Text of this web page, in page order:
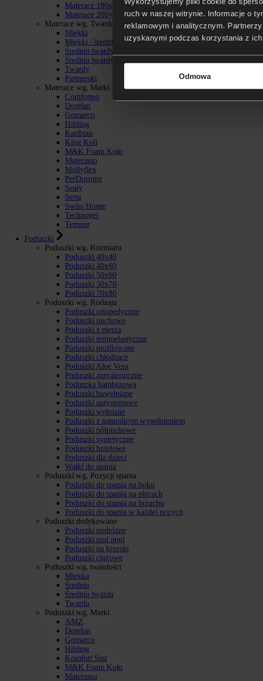
ruch w naszej witrynie. Informacje o
reklamowym i analitycznym.
uzyskanymi podczas korzystania z ich
Odmowa
Materace 180x200
Materace 200×200
Materace wg. Twardości
Miękki
Miękki / średnio twardy
Średnio twardy
Średnio twardy / twardy
Twardy
Partnerski
Materace wg. Marki
Comforteo
Dorelan
Gomarco
Hilding
Karibian
King Koil
M&K Foam Koło
Materasso
Mollyflex
PerDormire
Sealy
Serta
Swiss Home
Technogel
Tempur
Poduszki
Poduszki wg. Rozmiaru
Poduszki 40x40
Poduszki 40x60
Poduszki 50x60
Poduszki 50x70
Poduszki 70x80
Poduszki wg. Rodzaju
Poduszki ortopedyczne
Poduszki puchowe
Poduszki z pierza
Poduszki termoelastyczne
Poduszki profilowane
Poduszki chłodzące
Poduszki Aloe Vera
Poduszki antyalergiczne
Poduszka bambusowa
Poduszki bawełniane
Poduszki antystresowe
Poduszki wełniane
Poduszki z naturalnym wypełnieniem
Poduszki półpuchowe
Poduszki syntetyczne
Poduszki hotelowe
Poduszki dla dzieci
Wałki do spania
Poduszki wg. Pozycji spania
Poduszki do spania na boku
Poduszki do spania na plecach
Poduszki do spania na brzuchu
Poduszki do spania w każdej pozycji
Poduszki dedykowane
Poduszki podróżne
Poduszki pod nogi
Poduszki na krzesło
Poduszki ciążowe
Poduszki wg. twardości
Miękka
Średnia
Średnio twarda
Twarda
Poduszki wg. Marki
AMZ
Dorelan
Gomarco
Hilding
Komfort Snu
M&K Foam Koło
Materasso